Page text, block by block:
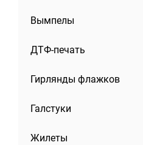
Вымпелы
ДТФ-печать
Гирлянды флажков
Галстуки
Жилеты